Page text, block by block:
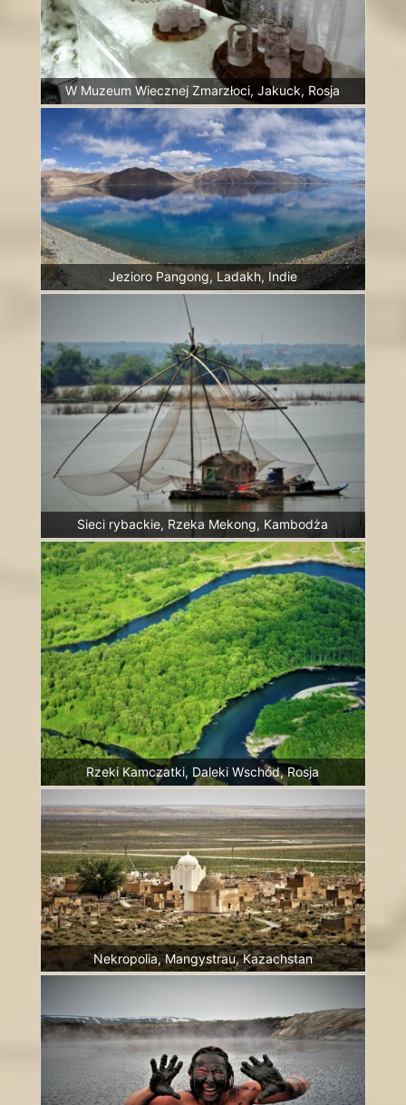
W Muzeum Wiecznej Zmarzłoci, Jakuck, Rosja
Jezioro Pangong, Ladakh, Indie
Sieci rybackie, Rzeka Mekong, Kambodża
Rzeki Kamczatki, Daleki Wschód, Rosja
Nekropolia, Mangystrau, Kazachstan